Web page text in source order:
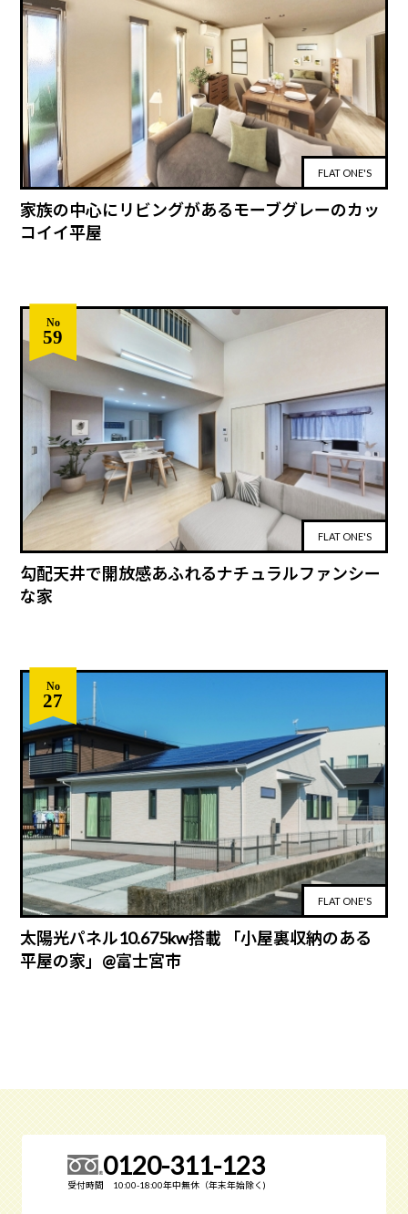
FLAT ONE'S
家族の中心にリビングがあるモーブグレーのカッ
コイイ平屋
No
59
FLAT ONE'S
勾配天井で開放感あふれるナチュラルファンシー
な家
No
27
FLAT ONE'S
太陽光パネル10.675kw搭載 「小屋裏収納のある
平屋の家」@富士宮市
0120-311-123
受付時間 10:00-18:00年中無休（年末年始除く)